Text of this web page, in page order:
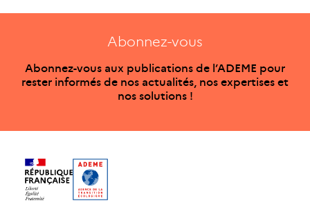
Abonnez-vous
Abonnez-vous aux publications de l’ADEME pour
rester informés de nos actualités, nos expertises et
nos solutions !